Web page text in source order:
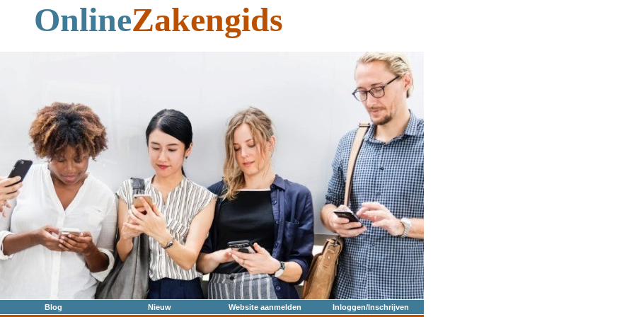
OnlineZakengids
Blog Nieuw Website aanmelden Inloggen/Inschrijven